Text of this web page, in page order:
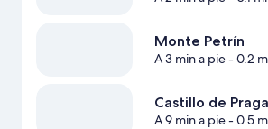
Monte Petrín
A 3 min a pie- 0.2
Castillo de Praga
A 9 min a pie- 0.5